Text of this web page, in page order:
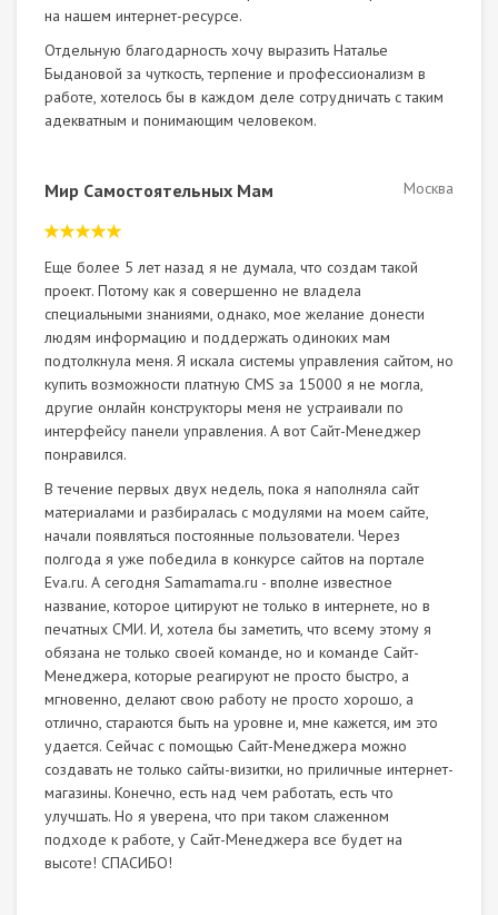
на нашем интернет-ресурсе.
Отдельную благодарность хочу выразить Наталье
Быдановой за чуткость, терпение и профессионализм в
работе, хотелось бы в каждом деле сотрудничать с таким
адекватным и понимающим человеком.
Мир Самостоятельных Мам Москва
Еще более 5 лет назад я не думала, что создам такой
проект. Потому как я совершенно не владела
специальными знаниями, однако, мое желание донести
людям информацию и поддержать одиноких мам
подтолкнула меня. Я искала системы управления сайтом, но
купить возможности платную CMS за 15000 я не могла,
другие онлайн конструкторы меня не устраивали по
интерфейсу панели управления. А вот Сайт-Менеджер
понравился.
В течение первых двух недель, пока я наполняла сайт
материалами и разбиралась с модулями на моем сайте,
начали появляться постоянные пользователи. Через
полгода я уже победила в конкурсе сайтов на портале
Eva.ru. А сегодня Samamama.ru - вполне известное
название, которое цитируют не только в интернете, но в
печатных СМИ. И, хотела бы заметить, что всему этому я
обязана не только своей команде, но и команде Сайт-
Менеджера, которые реагируют не просто быстро, а
мгновенно, делают свою работу не просто хорошо, а
отлично, стараются быть на уровне и, мне кажется, им это
удается. Сейчас с помощью Сайт-Менеджера можно
создавать не только сайты-визитки, но приличные интернет-
магазины. Конечно, есть над чем работать, есть что
улучшать. Но я уверена, что при таком слаженном
подходе к работе, у Сайт-Менеджера все будет на
высоте! СПАСИБО!